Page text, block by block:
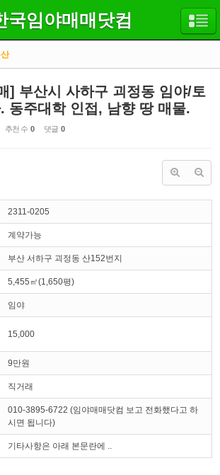
국임야매매닷컴
] 부산시 사하구 괴정동 임야/토
동주대학 인접, 남향 땅 매물.
추천 수 0 댓글 0
2311-0205
계약가능
부산 서하구 괴정동 산152번지
5,455㎡(1,650평)
임야
15,000
9만원
직거래
010-3895-6722 (임야매매닷컴 보고 전화했다고 하
시면 됩니다)
기타사항은 아래 본문란에 ..